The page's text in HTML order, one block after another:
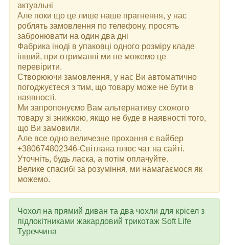
актуальні
Але поки що це лише наше прагнення, у нас
роблять замовлення по телефону, просять
забронювати на один два дні
Фабрика іноді в упаковці одного розміру кладе
інший, при отриманні ми не можемо це
перевірити.
Створюючи замовлення, у нас Ви автоматично
погоджуєтеся з тим, що товару може не бути в
наявності.
Ми запропонуємо Вам альтернативу схожого
товару зі знижкою, якщо не буде в наявності того,
що Ви замовили.
Але все одно величезне прохання є вайбер
+380674802346-Світлана плюс чат на сайті.
Уточніть, будь ласка, а потім оплачуйте.
Велике спасибі за розуміння, ми намагаємося як
можемо.
Чохол на прямий диван та два чохли для крісел з
підлокітниками жакардовий трикотаж Soft Life
Туреччина